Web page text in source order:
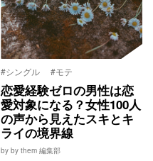
#シングル #モテ
恋愛経験ゼロの男性は恋
愛対象になる？女性100人
の声から見えたスキとキ
ライの境界線
by by them 編集部